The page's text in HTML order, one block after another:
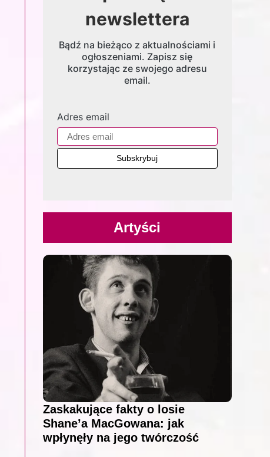
newslettera
Bądź na bieżąco z aktualnościami i
ogłoszeniami. Zapisz się
korzystając ze swojego adresu
email.
Adres email
Artyści
Zaskakujące fakty o losie
Shane’a MacGowana: jak
wpłynęły na jego twórczość